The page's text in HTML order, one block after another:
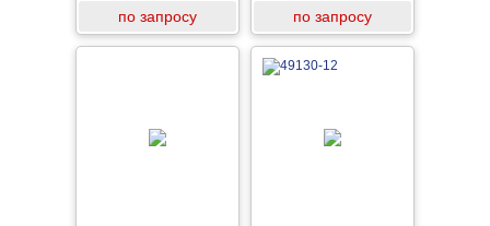
по запросу по запросу